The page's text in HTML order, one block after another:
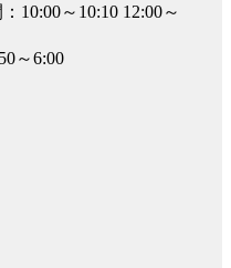
10:00～10:10 12:00～
～6:00